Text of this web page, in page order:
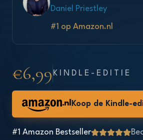
Daniel Priestley
#1 op Amazon.nl
€6,99 KINDLE-EDITIE
.nl Koop de Kindle-
#1 Amazon Bestseller